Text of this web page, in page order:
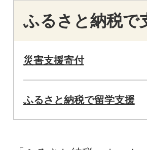
ふるさと納税で
災害支援寄付
ふるさと納税で留学支援